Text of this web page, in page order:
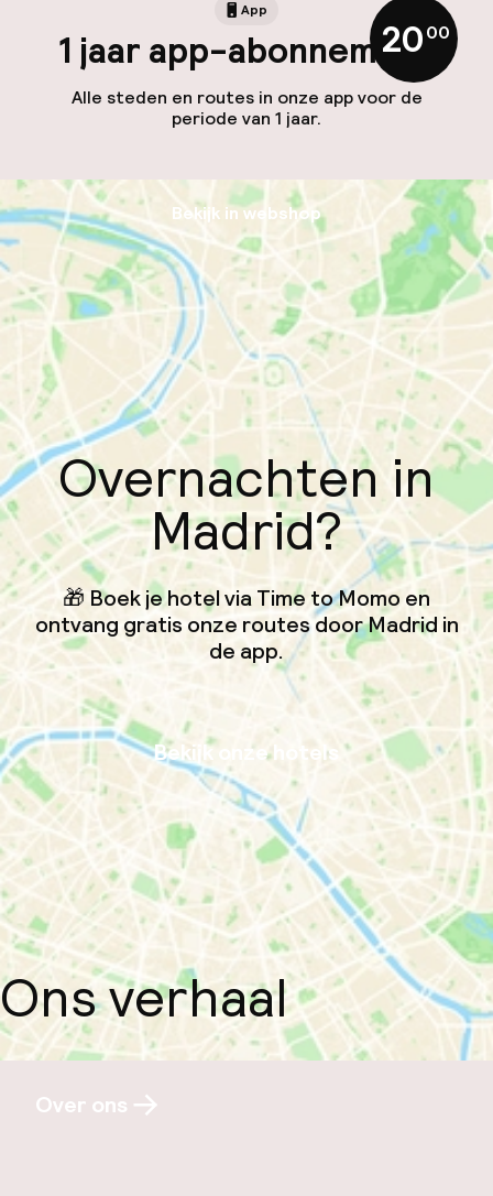
App
1 jaar app-abonnement
Alle steden en routes in onze app voor de
periode van 1 jaar.
20,00
Bekijk in webshop
Overnachten in
Madrid?
🎁 Boek je hotel via Time to Momo en
ontvang gratis onze routes door Madrid in
de app.
Bekijk onze hotels
Ons verhaal
Over ons